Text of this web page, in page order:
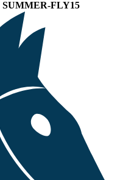
SUMMER-FLY15